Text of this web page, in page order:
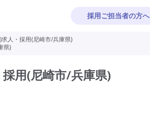
採用ご担当者の方へ
人・採用(尼崎市/兵庫県)
県)
用(尼崎市/兵庫県)